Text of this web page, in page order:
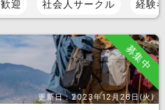
迎 社会人サークル 経験
募集中
更新日：2023年12月26日(火)